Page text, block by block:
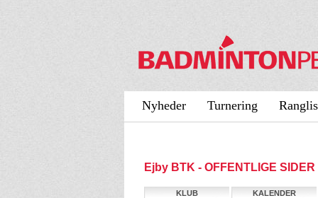
Nyheder Turnering
Ejby BTK - OFFENTLIGE SIDER
KLUB
KALENDER